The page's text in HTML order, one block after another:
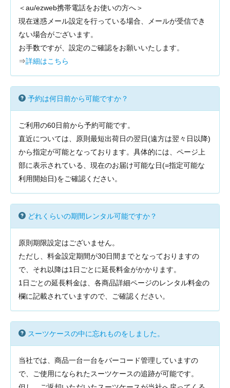
＜au/ezweb携帯電話をお使いの方へ＞
現在迷惑メール設定を行っている場合、メールが受信でき
ない場合がございます。
お手数ですが、設定のご確認をお願いいたします。
⇒詳細はこちら
予約は何日前から可能ですか？
ご利用の60日前から予約可能です。
直近については、原則最短出荷日の翌日(遠方は翌々日以降)
から指定が可能となっております。具体的には、ページ上
部に表示されている、現在のお届け可能な日(=指定可能な
利用開始日)をご確認ください。
どれくらいの期間レンタル可能ですか？
原則期限設定はございません。
ただし、料金設定期間が30日間までとなっておりますの
で、それ以降は1日ごとに延長料金がかかります。
1日ごとの延長料金は、各商品詳細ページのレンタル料金の
欄に記載されていますので、ご確認ください。
スーツケースの中に忘れものをしました。
当社では、商品一台一台をバーコード管理していますの
で、ご使用になられたスーツケースの追跡が可能です。